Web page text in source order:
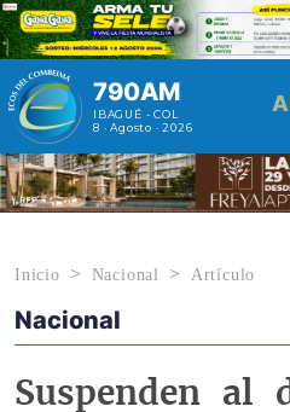
Pasar al contenido principal
790AM
IBAGUÉ - COL
8 · Agosto · 2026
Inicio Nacional Artículo
Econoticias y Eventos
Nacional
Suspenden al